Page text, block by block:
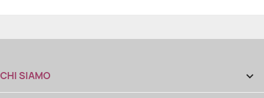
CHI SIAMO 